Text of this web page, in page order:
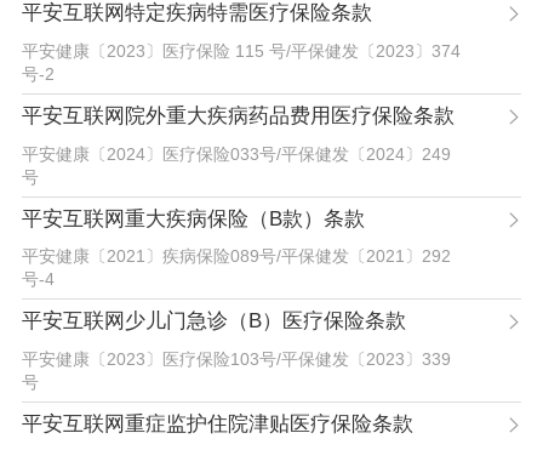
平安互联网特定疾病特需医疗保险条款
平安健康〔2023〕医疗保险 115 号/平保健发〔2023〕374
号-2
平安互联网院外重大疾病药品费用医疗保险条款
平安健康〔2024〕医疗保险033号/平保健发〔2024〕249
号
平安互联网重大疾病保险（B款）条款
平安健康〔2021〕疾病保险089号/平保健发〔2021〕292
号-4
平安互联网少儿门急诊（B）医疗保险条款
平安健康〔2023〕医疗保险103号/平保健发〔2023〕339
号
平安互联网重症监护住院津贴医疗保险条款